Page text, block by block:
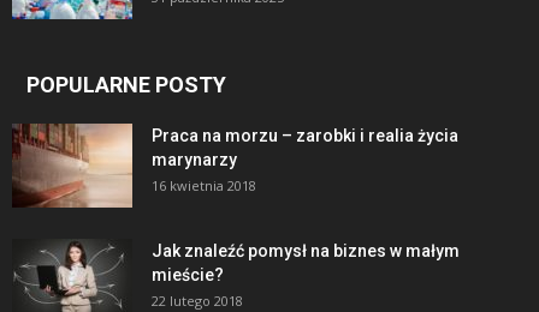
POPULARNE POSTY
Praca na morzu – zarobki i realia życia
marynarzy
16 kwietnia 2018
Jak znaleźć pomysł na biznes w małym
mieście?
22 lutego 2018